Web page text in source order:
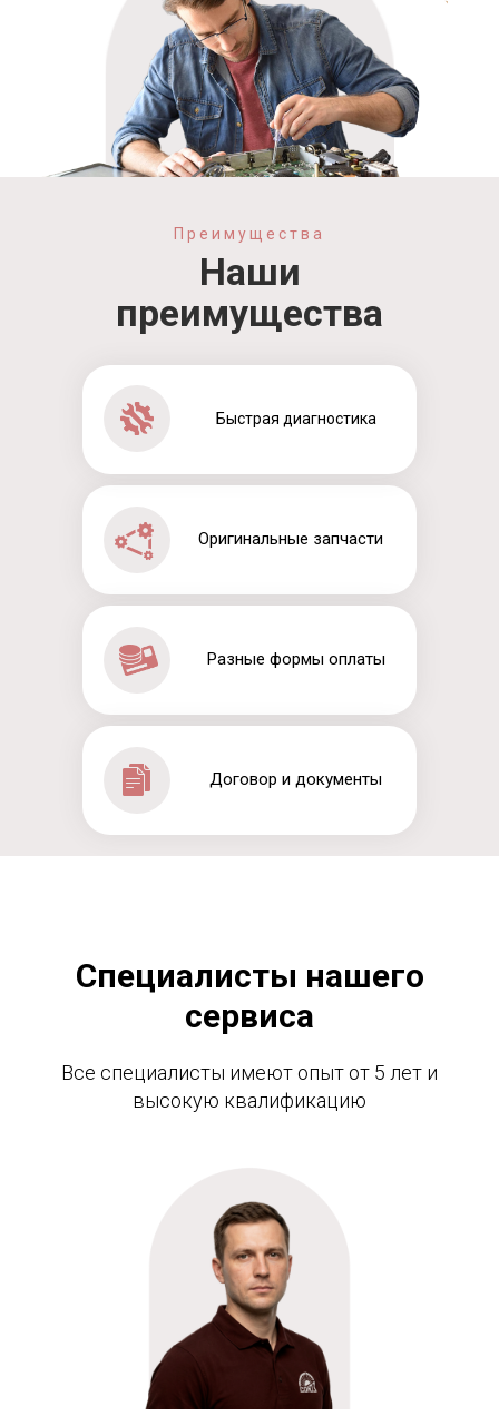
Оригинальные запчасти
Быстрая диагностика
Разные формы оплаты
Договор и документы
Наши
преимущества
Преимущества
Специалисты нашего
сервиса
Все специалисты имеют опыт от 5 лет и
высокую квалификацию